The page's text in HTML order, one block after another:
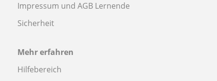
Impressum und AGB Lernende
Sicherheit
Mehr erfahren
Hilfebereich